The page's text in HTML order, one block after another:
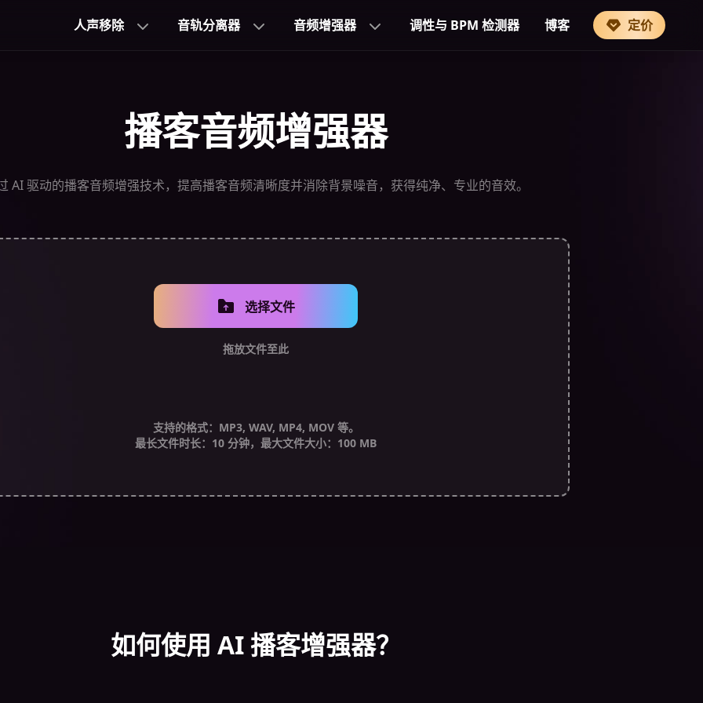
人声移除 音轨分离器 音频增强器 调性与 BPM 检测器 博客 定价
播客音频增强器
AI 驱动的播客音频增强技术，提高播客音频清晰度并消除背景噪音，获得纯净、专业的音效。
选择文件
拖放文件至此
支持的格式：MP3, WAV, MP4, MOV 等。
最长文件时长：10 分钟，最大文件大小：100 MB
如何使用 AI 播客增强器？